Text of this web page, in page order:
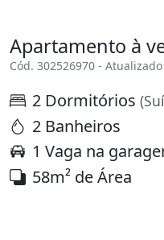
Apartamento à
Cód. 302526970 -
2 Dormitórios
2 Banheiros
1 Vaga na
58m² de Área